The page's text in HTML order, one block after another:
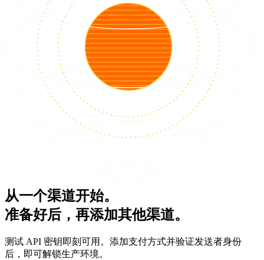
从一个渠道开始。
准备好后，再添加其他渠道。
测试 API 密钥即刻可用。添加支付方式并验证发送者身份
后，即可解锁生产环境。